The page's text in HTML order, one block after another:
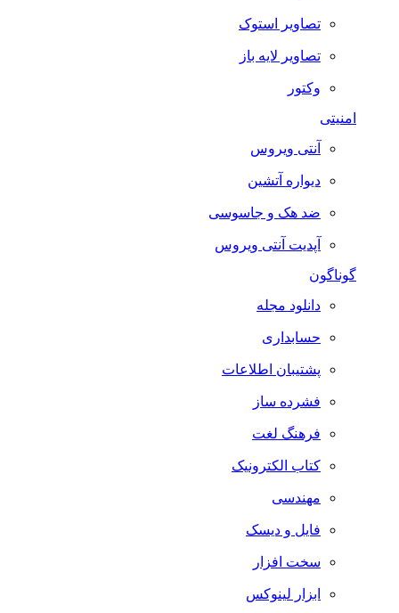
تصاویر استوک
تصاویر لایه باز
وکتور
امنیتی
آنتی ویروس
دیواره آتشین
ضد هک و جاسوسی
آپدیت آنتی ویروس
گوناگون
دانلود مجله
حسابداری
پشتیبان اطلاعات
فشرده ساز
فرهنگ لغت
کتاب الکترونیک
مهندسی
فایل و دیسک
سخت افزار
ابزار لینوکس